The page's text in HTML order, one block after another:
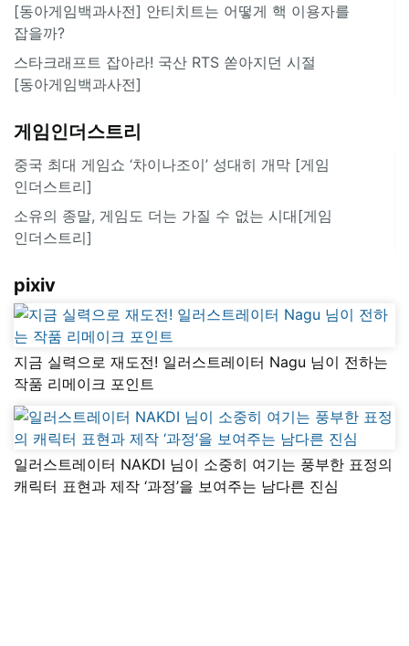
[동아게임백과사전] 안티치트는 어떻게 핵 이용자를
잡을까?
스타크래프트 잡아라! 국산 RTS 쏟아지던 시절
[동아게임백과사전]
게임인더스트리
중국 최대 게임쇼 ‘차이나조이’ 성대히 개막 [게임
인더스트리]
소유의 종말, 게임도 더는 가질 수 없는 시대[게임
인더스트리]
pixiv
지금 실력으로 재도전! 일러스트레이터 Nagu 님이 전하는
작품 리메이크 포인트
일러스트레이터 NAKDI 님이 소중히 여기는 풍부한 표정의
캐릭터 표현과 제작 ‘과정’을 보여주는 남다른 진심